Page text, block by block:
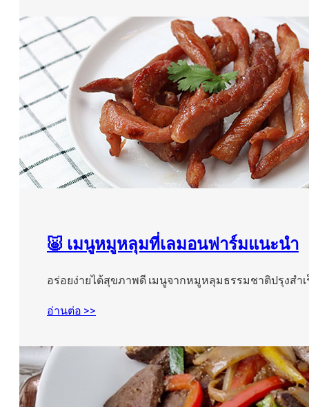
🐷 เมนูหมูหลุมที่เลมอนฟาร์มแนะนำ
อร่อยง่ายได้สุขภาพดี เมนูจากหมูหลุมธรรมชาติปรุงสำ
อ่านต่อ >>